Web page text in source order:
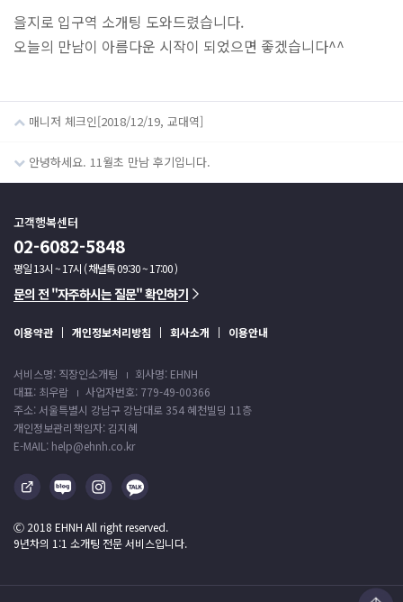
을지로 입구역 소개팅 도와드렸습니다.
오늘의 만남이 아름다운 시작이 되었으면 좋겠습니다^^
매니저 체크인[2018/12/19, 교대역]
안녕하세요. 11월초 만남 후기입니다.
고객행복센터
02-6082-5848
평일 13시 ~ 17시 ( 채널톡 09:30 ~ 17:00 )
문의 전 "자주하시는 질문" 확인하기
이용약관 개인정보처리방침 회사소개 이용안내
서비스명: 직장인소개팅
회사명: EHNH
대표: 최우람
사업자번호: 779-49-00366
주소: 서울특별시 강남구 강남대로 354 혜천빌딩 11층
개인정보관리책임자: 김지혜
E-MAIL: help@ehnh.co.kr
Ⓒ 2018 EHNH All right reserved.
9년차의 1:1 소개팅 전문 서비스입니다.